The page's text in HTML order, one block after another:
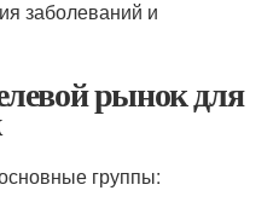
заболеваний и
рынок для
группы: